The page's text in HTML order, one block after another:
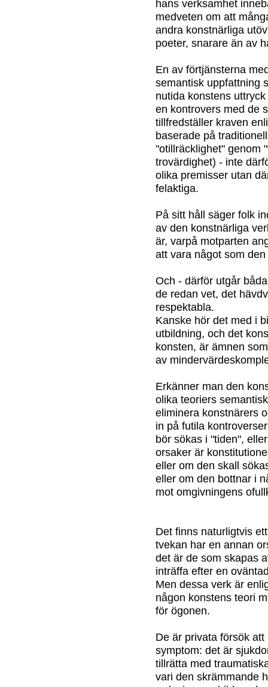
hans verksamhet
medveten om att
andra konstnärliga
poeter, snarare än av
En av förtjänsterna
semantisk uppfattning
nutida konstens
en kontrovers med de
tillfredställer kraven
baserade på
"otillräcklighet" genom
trovärdighet) - inte
olika premisser utan
felaktiga.
På sitt håll säger folk
av den konstnärliga
är, varpå motparten
att vara något som
Och - därför utgår
de redan vet, det
respektabla.
Kanske hör det med i
utbildning, och det
konsten, är ämnen
av
Erkänner man den
olika teoriers
eliminera konstnärers
in på futila
bör sökas i "tiden",
orsaker är
eller om den skall
eller om den bottnar i
mot omgivningens
Det finns naturligtvis
tvekan har en annan
det är de som skapas
inträffa efter en
Men dessa verk är
någon konstens teori
för ögonen.
De är privata försök
symptom: det är
tillrätta med
vari den skrämmande